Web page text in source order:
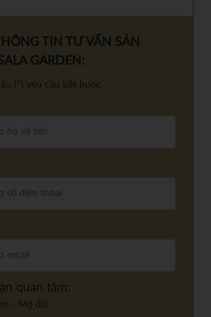
TIN TƯ VẤN SẢN
GARDEN:
(*) yêu cầu bắt buộc
quan tâm:
- Mộ đôi